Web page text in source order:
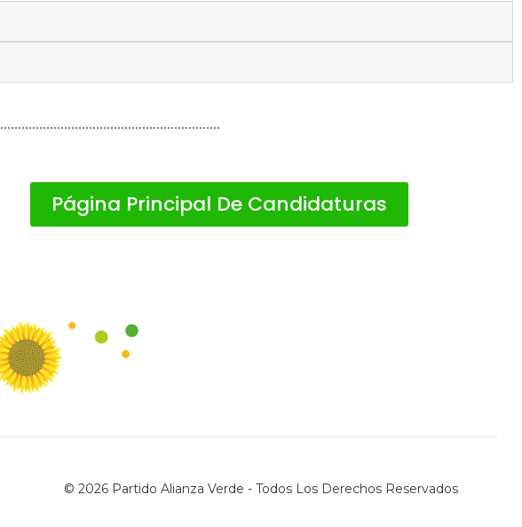
Página Principal De Candidaturas
© 2026 Partido Alianza Verde - Todos Los Derechos Reservados